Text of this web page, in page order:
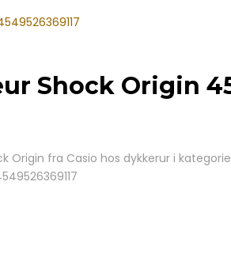
Shock Origin
Origin fra Casio hos dykkerur i